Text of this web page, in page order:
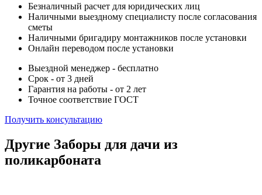
Безналичный расчет для юридических лиц
Наличными выездному специалисту после согласования
сметы
Наличными бригадиру монтажников после установки
Онлайн переводом после установки
Выездной менеджер - бесплатно
Срок - от 3 дней
Гарантия на работы - от 2 лет
Точное соответствие ГОСТ
Получить консультацию
Другие Заборы для дачи из
поликарбоната